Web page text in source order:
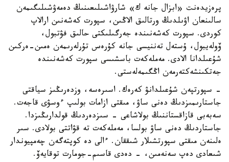
پرەزيدەنت «ابزال جانە ك» شارۋاشىلىعىنىڭ دەمەۋشىلىگىمەن
سالىنعان اۋىلدىڭ ورتالىق الاڭىن، سپورت كەشەنىن ارالاپ
كوردى. سپورت كەشەنىندە جەرگىلىكتى حالىق فۋتبول،
ۆولەيبول، ۇستەل تەننيسى جانە كۇرەس تۇرلەرىمەن ەمىن-ەركىن
شۇعىلدانا الادى. مەملەكەت باسشىسى سپورت كەشەنىندە
جەتكىنشەكتەرمەن اڭگىمەلەستى.
- سپورتپەن شۇعىلدانۋ كەرەك. اسىرەسە، وزدەرىڭىز سياقتى
جاستارىمىزدىڭ دەنى ساۋ، مىقتى ازامات بولىپ ءوسۋى قاجەت.
سەبەبى قازاقستاننىڭ بولاشاعى - سىزدەردىڭ قولدارىڭىزدا.
جاستاردىڭ دەنى ساۋ بولسا، مەملەكەت تە قۋاتتى بولادى. سىر
ەلىنەن مىقتى سپورتشىلار شىققان. ءالى دە كوپتەگەن چەمپيوندار
شىعادى دەپ سەنەمىن، - دەدى قاسىم-جومارت توقايەۆ.